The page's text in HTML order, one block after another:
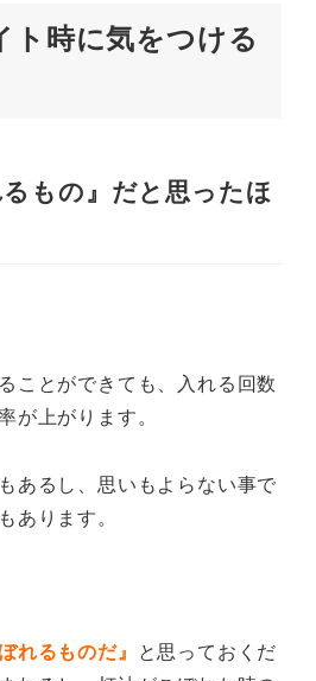
ト時に気をつける
もの』だと思ったほ
ことができても、入れる回数
が上がります。
あるし、思いもよらない事で
あります。
れるものだ』 と思っておくだ